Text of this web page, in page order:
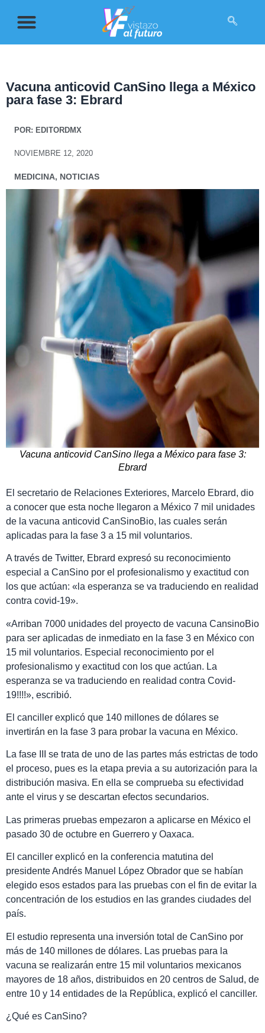
Vacuna anticovid CanSino llega a México
para fase 3: Ebrard
POR: EDITORDMX
NOVIEMBRE 12, 2020
MEDICINA, NOTICIAS
Vacuna anticovid CanSino llega a México para fase 3:
Ebrard
El secretario de Relaciones Exteriores, Marcelo Ebrard, dio
a conocer que esta noche llegaron a México 7 mil unidades
de la vacuna anticovid CanSinoBio, las cuales serán
aplicadas para la fase 3 a 15 mil voluntarios.
A través de Twitter, Ebrard expresó su reconocimiento
especial a CanSino por el profesionalismo y exactitud con
los que actúan: «la esperanza se va traduciendo en realidad
contra covid-19».
«Arriban 7000 unidades del proyecto de vacuna CansinoBio
para ser aplicadas de inmediato en la fase 3 en México con
15 mil voluntarios. Especial reconocimiento por el
profesionalismo y exactitud con los que actúan. La
esperanza se va traduciendo en realidad contra Covid-
19!!!!», escribió.
El canciller explicó que 140 millones de dólares se
invertirán en la fase 3 para probar la vacuna en México.
La fase III se trata de uno de las partes más estrictas de todo
el proceso, pues es la etapa previa a su autorización para la
distribución masiva. En ella se comprueba su efectividad
ante el virus y se descartan efectos secundarios.
Las primeras pruebas empezaron a aplicarse en México el
pasado 30 de octubre en Guerrero y Oaxaca.
El canciller explicó en la conferencia matutina del
presidente Andrés Manuel López Obrador que se habían
elegido esos estados para las pruebas con el fin de evitar la
concentración de los estudios en las grandes ciudades del
país.
El estudio representa una inversión total de CanSino por
más de 140 millones de dólares. Las pruebas para la
vacuna se realizarán entre 15 mil voluntarios mexicanos
mayores de 18 años, distribuidos en 20 centros de Salud, de
entre 10 y 14 entidades de la República, explicó el canciller.
¿Qué es CanSino?